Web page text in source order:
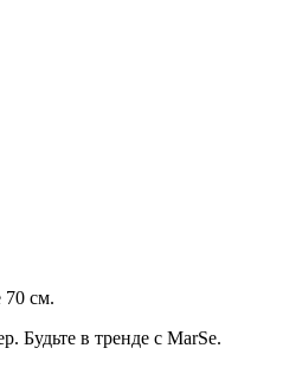
70 см.
Будьте в тренде с MarSe.